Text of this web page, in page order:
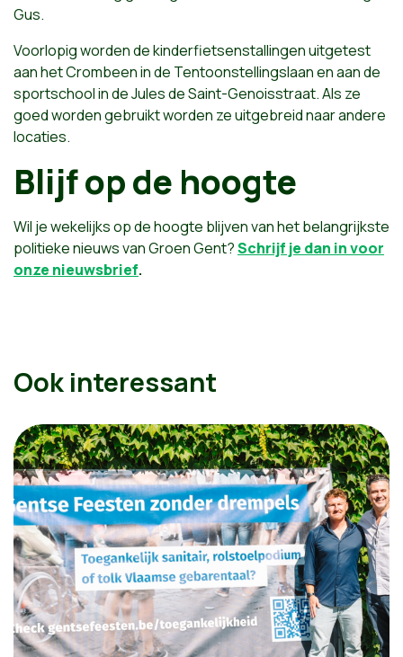
Gus.
Voorlopig worden de kinderfietsenstallingen uitgetest
aan het Crombeen in de Tentoonstellingslaan en aan de
sportschool in de Jules de Saint-Genoisstraat. Als ze
goed worden gebruikt worden ze uitgebreid naar andere
locaties.
Blijf op de hoogte
Wil je wekelijks op de hoogte blijven van het belangrijkste
politieke nieuws van Groen Gent?Schrijf je dan in voor
onze nieuwsbrief.
Ook interessant